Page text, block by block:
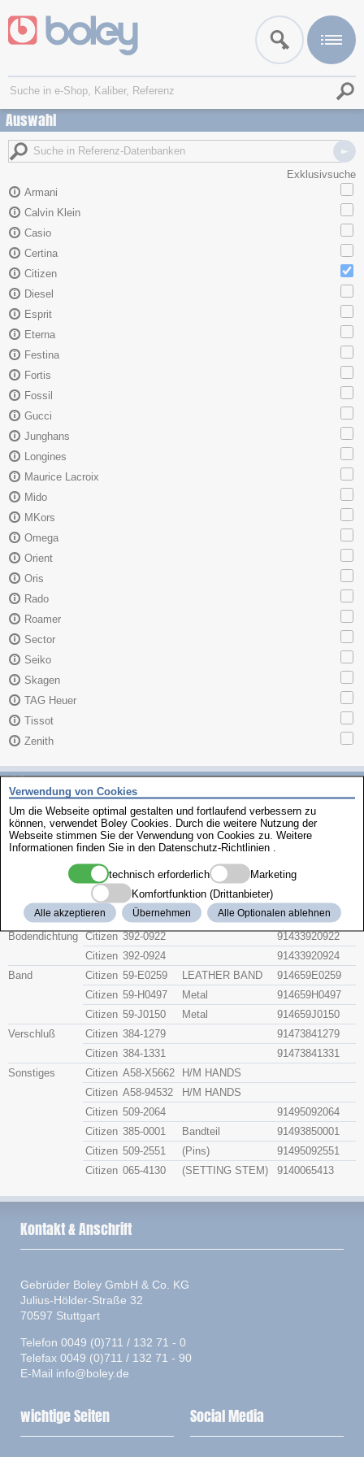
Auswahl
Exklusivsuche
Armani
Calvin Klein
Casio
Certina
Citizen
Diesel
Esprit
Eterna
Festina
Fortis
Fossil
Gucci
Junghans
Longines
Maurice Lacroix
Mido
MKors
Omega
Orient
Oris
Rado
Roamer
Sector
Seiko
Skagen
TAG Heuer
Tissot
Zenith
Citizen 4-H05569
Gruppe HerstellerTeile-Nr. Beschreibung Artikel-Nr.
Citizen 54-G0095P BLACK
914154G0095P
Citizen
54-G0266P BLUE
Krone
Citizen 506-X070A
9142506X070A
Bodendichtung Citizen 392-0922
91433920922
Citizen 392-0924
91433920924
Band
Citizen 59-E0259 LEATHER BAND
914659E0259
Citizen 59-H0497 Metal
914659H0497
Citizen 59-J0150 Metal
914659J0150
Verschluß
Citizen 384-1279
91473841279
Citizen 384-1331
91473841331
Sonstiges
Citizen A58-X5662
H/M HANDS
Citizen A58-94532
H/M HANDS
Citizen 509-2064
91495092064
Citizen 385-0001 Bandteil
91493850001
Citizen 509-2551 (Pins)
91495092551
Citizen 065-4130 (SETTING STEM) 9140065413
Verwendung von Cookies
Um die Webseite optimal gestalten und fortlaufend verbessern zu
können, verwendet Boley Cookies. Durch die weitere Nutzung der
Webseite stimmen Sie der Verwendung von Cookies zu. Weitere
Informationen finden Sie in den Datenschutz-Richtlinien
technisch erforderlich
Marketing
Komfortfunktion (Drittanbieter)
Alle akzeptieren Übernehmen Alle Optionalen ablehnen
Kontakt & Anschrift
Gebrüder Boley GmbH & Co. KG
Julius-Hölder-Straße 32
70597 Stuttgart
Telefon 0049 (0)711 / 132 71 - 0
Telefax 0049 (0)711 / 132 71 - 90
E-Mail info@boley.de
wichtige Seiten Social Media